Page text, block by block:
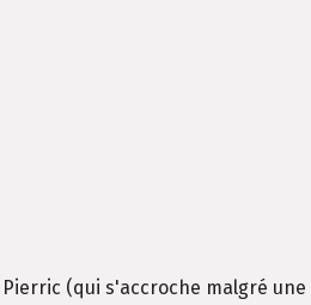
(qui s'accroche malgré une